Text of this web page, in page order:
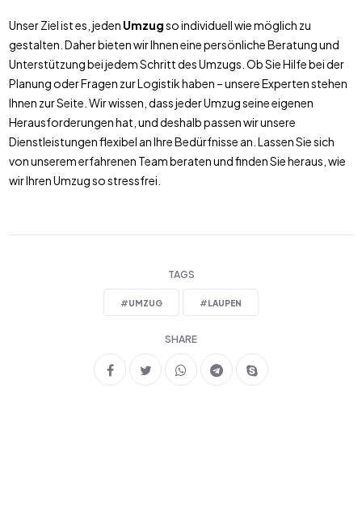
Unser Ziel ist es, jeden Umzugso individuell wie möglich zu
gestalten. Daher bieten wir Ihnen eine persönliche Beratung und
Unterstützung bei jedem Schritt des Umzugs. Ob Sie Hilfe bei der
Planung oder Fragen zur Logistik haben – unsere Experten stehen
Ihnen zur Seite. Wir wissen, dass jeder Umzug seine eigenen
Herausforderungen hat, und deshalb passen wir unsere
Dienstleistungen flexibel an Ihre Bedürfnisse an. Lassen Sie sich
von unserem erfahrenen Team beraten und finden Sie heraus, wie
wir Ihren Umzug so stressfrei.
TAGS
#UMZUG #LAUPEN
SHARE